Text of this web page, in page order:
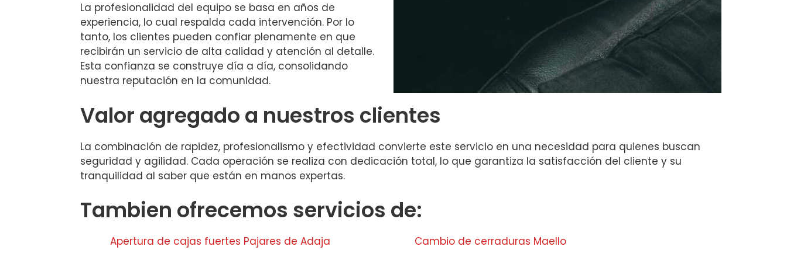
La profesionalidad del equipo se basa en años de
experiencia, lo cual respalda cada intervención. Por lo
tanto, los clientes pueden confiar plenamente en que
recibirán un servicio de alta calidad y atención al detalle.
Esta confianza se construye día a día, consolidando
nuestra reputación en la comunidad.
Valor agregado a nuestros clientes
La combinación de rapidez, profesionalismo y efectividad convierte este servicio en una necesidad para quienes buscan
seguridad y agilidad. Cada operación se realiza con dedicación total, lo que garantiza la satisfacción del cliente y su
tranquilidad al saber que están en manos expertas.
Tambien ofrecemos servicios de:
Apertura de cajas fuertes Pajares de Adaja Cambio de cerraduras Maello